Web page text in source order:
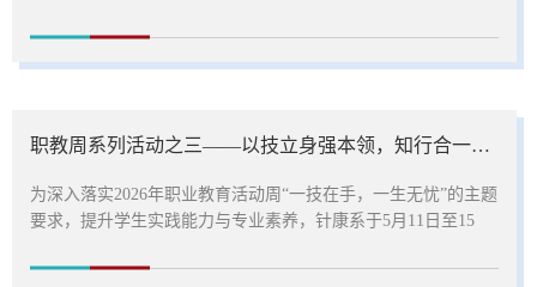
放，以“师带徒+实景教学+技能传承”模式，搭建低年级学生专
业成长快车道。本次活动由美容专业教师全程指导，2024级学
提供免费肤质分析与损容问题答疑，...
职教周系列活动之三——以技立身强本领，知行合一育匠才
为深入落实2026年职业教育活动周“一技在手，一生无忧”的主题
要求，提升学生实践能力与专业素养，针康系于5月11日至15
开展技能实践活动。活动采用分批分组、精准指导模式，聚焦